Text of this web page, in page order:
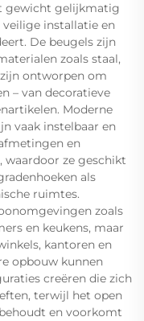
gewicht gelijkmatig
installatie en
De beugels zijn
zoals staal,
ontworpen om
– van decoratieve
Moderne
vaak instelbaar en
en
ze geschikt
als
ruimtes.
zoals
en keukens, maar
kantoren en
opbouw kunnen
creëren die zich
terwijl het open
en voorkomt